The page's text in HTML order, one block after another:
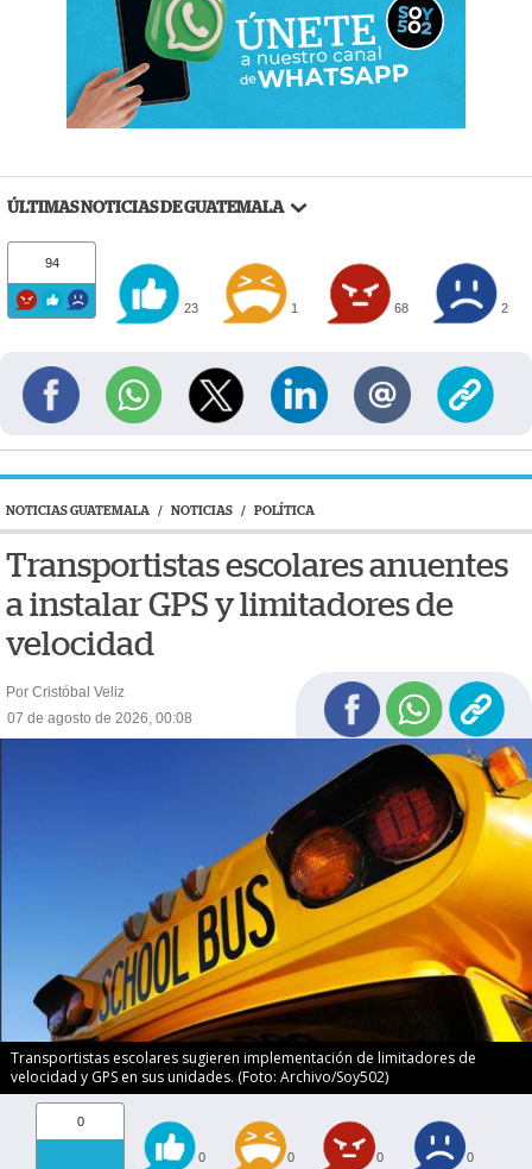
ÚLTIMAS NOTICIAS DE GUATEMALA
94
23 1 68 2
NOTICIAS GUATEMALA / NOTICIAS / POLÍTICA
Transportistas escolares anuentes
a instalar GPS y limitadores de
velocidad
Por Cristóbal Veliz
07 de agosto de 2026, 00:08
Transportistas escolares sugieren implementación de limitadores de
velocidad y GPS en sus unidades. (Foto: Archivo/Soy502)
0
0 0 0 0